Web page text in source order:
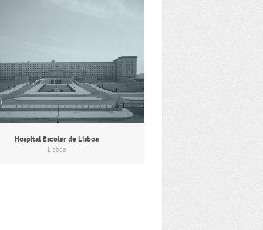
Hospital Escolar de Lisboa
Lisboa